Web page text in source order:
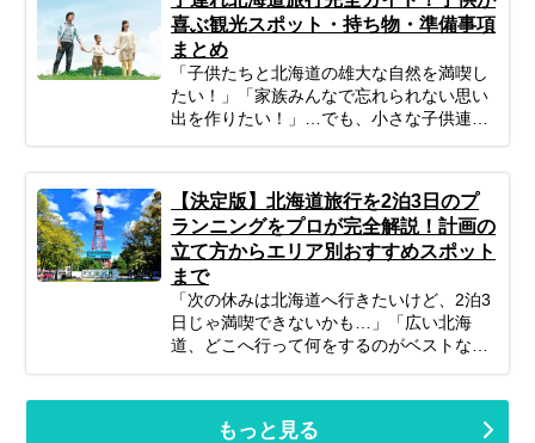
デンルート」です。 「温泉も絶景もグルメ
も楽しみたいけれど、どう回ればいい
の？」 そんなあなたのために、今回はプロ
のツアーコーディネーターが厳選した、目
的別のニセコ・洞爺湖・登別のおすすめ観
光スポットをご紹介します。 地獄谷の迫力
ある風景から、湖畔で過ごす優雅なひとと
くピックアップ。初めての方からリピータ
ーの方まで、あなたの旅のスタイルに合わ
せた「最高の北海道周遊旅」をプランニン
グするための参考にぜひお役立てくださ
い。
喜ぶ観光スポット・持ち物・準備事項
まとめ
「子供たちと北海道の雄大な自然を満喫し
たい！」「家族みんなで忘れられない思い
出を作りたい！」…でも、小さな子供連れ
計画すれば、子連れ北海道旅行は最高の体
験になります。 この記事では、子連れファ
ミリーが北海道旅行を思いっきり楽しむた
めの、計画の立て方の基本から、子供が絶
対喜ぶおすすめスポット＆アクティビテ
ィ、ホテル選びの秘訣、そしてあると便利
な持ち物や注意点まで、パパママ目線で徹
【決定版】北海道旅行を2泊3日のプ
ランニングをプロが完全解説！計画の
立て方からエリア別おすすめスポット
まで
「次の休みは北海道へ行きたいけど、2泊3
日じゃ満喫できないかも…」「広い北海
道、どこへ行って何をするのがベストな
をたっぷり楽しむことは可能です！この記
もっと見る